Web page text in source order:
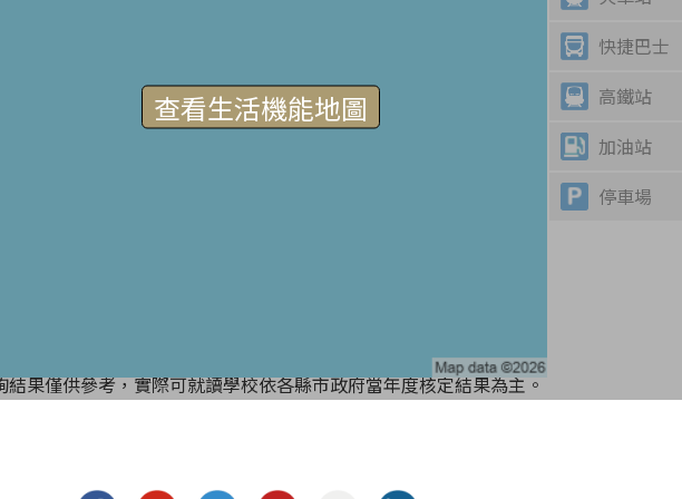
查看生活機能地圖
快捷巴士
高鐵站
加油站
停車場
結果僅供參考，實際可就讀學校依各縣市政府當年度核定結果為主。